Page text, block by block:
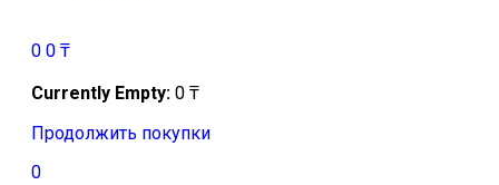
0 0 ₸
Currently Empty: 0 ₸
Продолжить покупки
0